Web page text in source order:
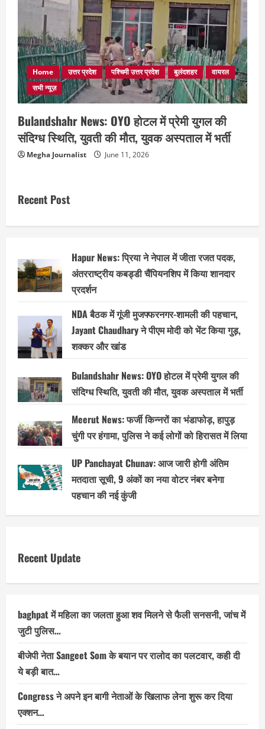
Home उत्तर प्रदेश पश्चिमी उत्तर प्रदेश बुलंदशहर
वायरल
सभी न्यूज़
Bulandshahr News: OYO होटल में प्रेमी युगल की
संदिग्ध स्थिति, युवती की मौत, युवक अस्पताल में भर्ती
Megha Journalist June 11, 2026
Recent Post
Hapur News: प्रिया ने नेपाल में जीता रजत पदक,
अंतरराष्ट्रीय कबड्डी चैंपियनशिप में किया शानदार
प्रदर्शन
NDA बैठक में गूंजी मुजफ्फरनगर-शामली की पहचान,
Jayant Chaudhary ने पीएम मोदी को भेंट किया गुड़,
शक्कर और खांड
Bulandshahr News: OYO होटल में प्रेमी युगल की
संदिग्ध स्थिति, युवती की मौत, युवक अस्पताल में भर्ती
Meerut News: फर्जी किन्नरों का भंडाफोड़, हापुड़
चुंगी पर हंगामा, पुलिस ने कई लोगों को हिरासत में लिया
UP Panchayat Chunav: आज जारी होगी अंतिम
मतदाता सूची, 9 अंकों का नया वोटर नंबर बनेगा
पहचान की नई कुंजी
Recent Update
baghpat में महिला का जलता हुआ शव मिलने से फैली सनसनी, जांच में
जुटी पुलिस…
बीजेपी नेता Sangeet Som के बयान पर रालोद का पलटवार, कही दी
ये बड़ी बात…
Congress ने अपने इन बागी नेताओं के खिलाफ लेना शुरू कर दिया
एक्शन…